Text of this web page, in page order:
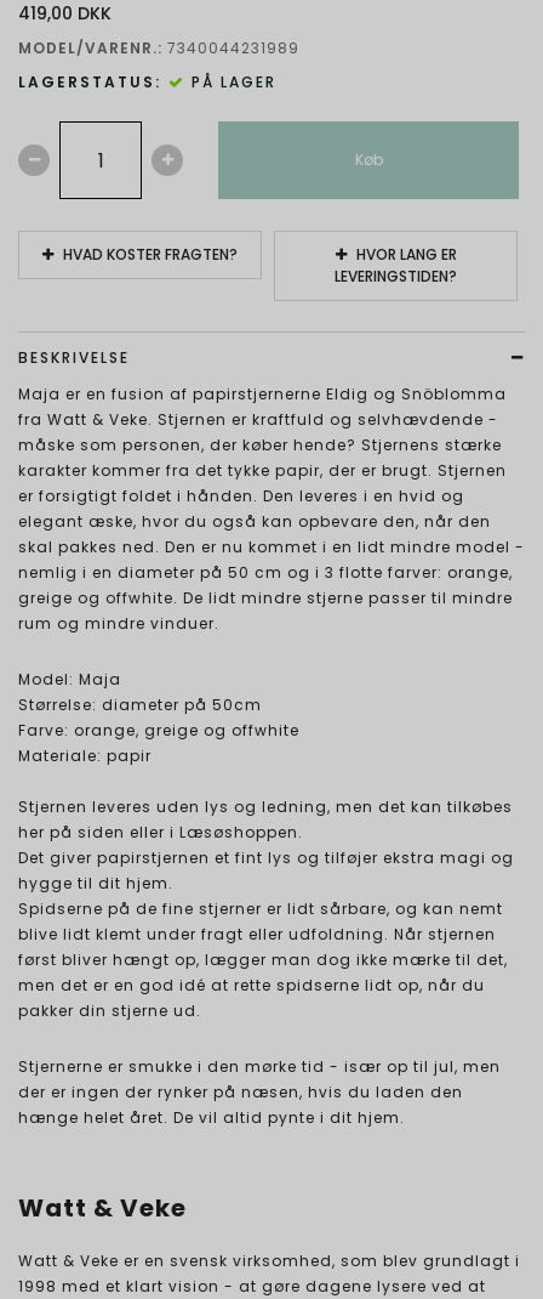
419,00 DKK
MODEL/VARENR.: 7340044231989
LAGERSTATUS:
PÅ LAGER
Køb
HVAD KOSTER FRAGTEN?
HVOR LANG ER
LEVERINGSTIDEN?
BESKRIVELSE
Maja er en fusion af papirstjernerne Eldig og Snöblomma
fra Watt & Veke. Stjernen er kraftfuld og selvhævdende -
måske som personen, der køber hende? Stjernens stærke
karakter kommer fra det tykke papir, der er brugt. Stjernen
er forsigtigt foldet i hånden. Den leveres i en hvid og
elegant æske, hvor du også kan opbevare den, når den
skal pakkes ned. Den er nu kommet i en lidt mindre model -
nemlig i en diameter på 50 cm og i 3 flotte farver: orange,
greige og offwhite. De lidt mindre stjerne passer til mindre
rum og mindre vinduer.
Model: Maja
Størrelse: diameter på 50cm
Farve: orange, greige og offwhite
Materiale: papir
Stjernen leveres uden lys og ledning, men det kan tilkøbes
her på siden eller i Læsøshoppen.
Det giver papirstjernen et fint lys og tilføjer ekstra magi og
hygge til dit hjem.
Spidserne på de fine stjerner er lidt sårbare, og kan nemt
blive lidt klemt under fragt eller udfoldning. Når stjernen
først bliver hængt op, lægger man dog ikke mærke til det,
men det er en god idé at rette spidserne lidt op, når du
pakker din stjerne ud.
Stjernerne er smukke i den mørke tid - især op til jul, men
der er ingen der rynker på næsen, hvis du laden den
hænge helet året. De vil altid pynte i dit hjem.
Watt & Veke
Watt & Veke er en svensk virksomhed, som blev grundlagt i
1998 med et klart vision - at gøre dagene lysere ved at